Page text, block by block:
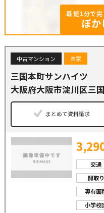
最短1分で
ぼか
中古マンション 空家
三国本町サンハイツ
大阪府大阪市淀川区三
まとめて資料請求
交通
間取り
専有面
小学校